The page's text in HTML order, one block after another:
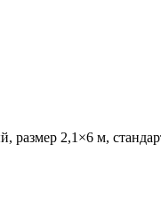
размер 2,1×6 м,